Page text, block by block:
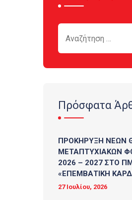
Πρόσφατα
ΠΡΟΚΗΡΥΞΗ ΝΕΩΝ
ΜΕΤΑΠΤΥΧΙΑΚΩΝ
2026 – 2027 ΣΤΟ
«ΕΠΕΜΒΑΤΙΚΗ
27 Ιουλίου, 2026